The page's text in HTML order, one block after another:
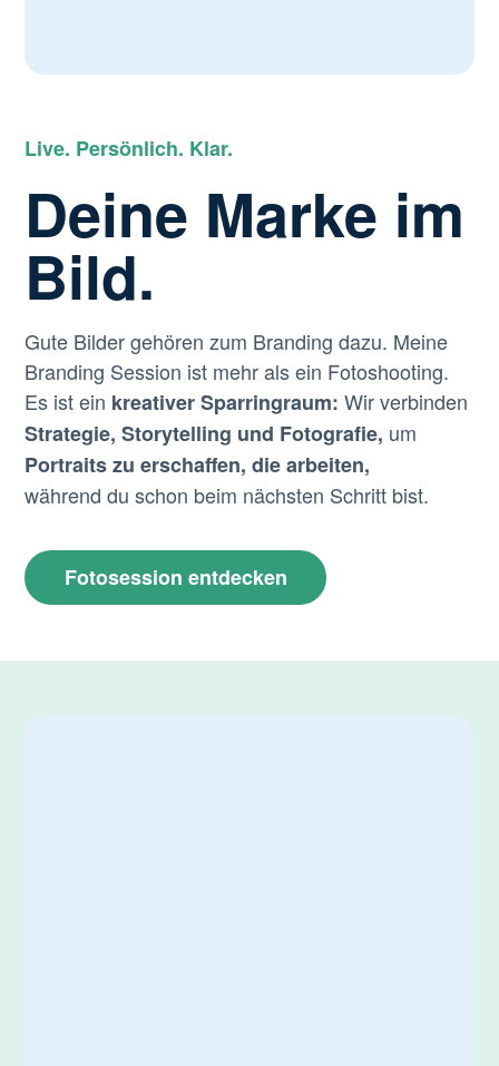
Live. Persönlich. Klar.
Deine Marke im
Bild.
Gute Bilder gehören zum Branding dazu. Meine
Branding Session ist mehr als ein Fotoshooting.
Es ist ein kreativer Sparringraum:Wir verbinden
Strategie, Storytelling und Fotografie, um
Portraits zu erschaffen, die arbeiten,
während du schon beim nächsten Schritt bist.
Fotosession entdecken